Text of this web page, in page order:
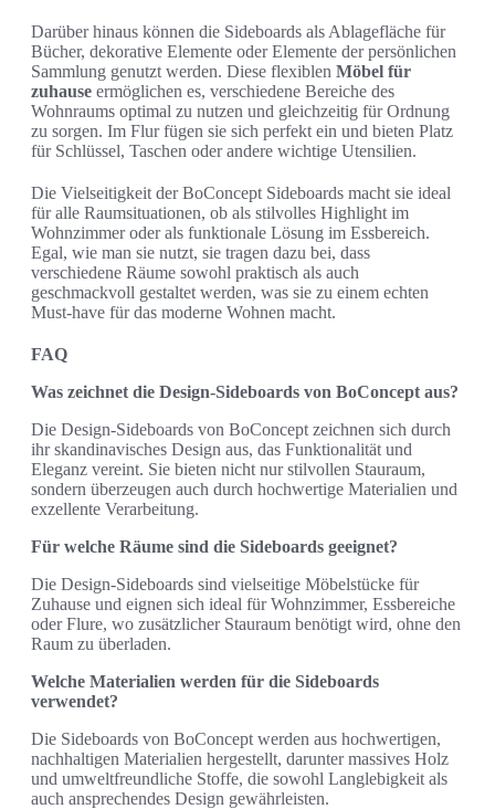
Darüber hinaus können die Sideboards als Ablagefläche für
Bücher, dekorative Elemente oder Elemente der persönlichen
Sammlung genutzt werden. Diese flexiblen Möbel für
zuhause ermöglichen es, verschiedene Bereiche des
Wohnraums optimal zu nutzen und gleichzeitig für Ordnung
zu sorgen. Im Flur fügen sie sich perfekt ein und bieten Platz
für Schlüssel, Taschen oder andere wichtige Utensilien.
Die Vielseitigkeit der BoConcept Sideboards macht sie ideal
für alle Raumsituationen, ob als stilvolles Highlight im
Wohnzimmer oder als funktionale Lösung im Essbereich.
Egal, wie man sie nutzt, sie tragen dazu bei, dass
verschiedene Räume sowohl praktisch als auch
geschmackvoll gestaltet werden, was sie zu einem echten
Must-have für das moderne Wohnen macht.
FAQ
Was zeichnet die Design-Sideboards von BoConcept aus?
Die Design-Sideboards von BoConcept zeichnen sich durch
ihr skandinavisches Design aus, das Funktionalität und
Eleganz vereint. Sie bieten nicht nur stilvollen Stauraum,
sondern überzeugen auch durch hochwertige Materialien und
exzellente Verarbeitung.
Für welche Räume sind die Sideboards geeignet?
Die Design-Sideboards sind vielseitige Möbelstücke für
Zuhause und eignen sich ideal für Wohnzimmer, Essbereiche
oder Flure, wo zusätzlicher Stauraum benötigt wird, ohne den
Raum zu überladen.
Welche Materialien werden für die Sideboards
verwendet?
Die Sideboards von BoConcept werden aus hochwertigen,
nachhaltigen Materialien hergestellt, darunter massives Holz
und umweltfreundliche Stoffe, die sowohl Langlebigkeit als
auch ansprechendes Design gewährleisten.